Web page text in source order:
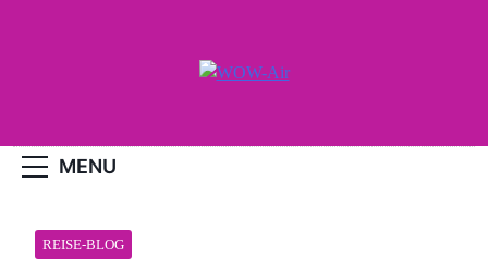
MENU
REISE-BLOG